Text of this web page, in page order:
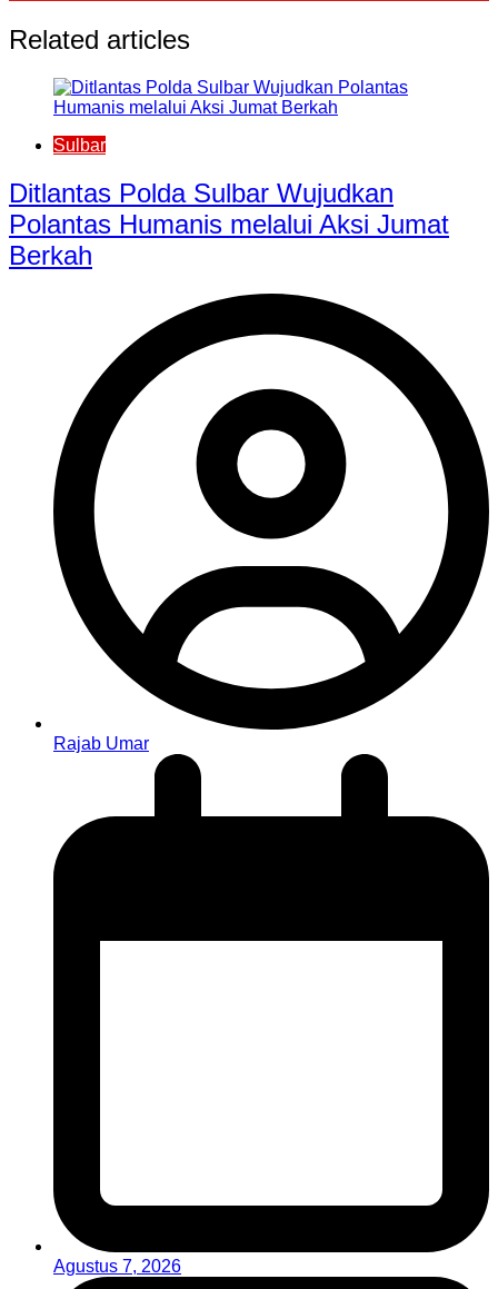
Related articles
Sulbar
Ditlantas Polda Sulbar Wujudkan
Polantas Humanis melalui Aksi Jumat
Berkah
Rajab Umar
Agustus 7, 2026